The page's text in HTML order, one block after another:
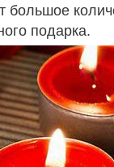
большое
подарка.